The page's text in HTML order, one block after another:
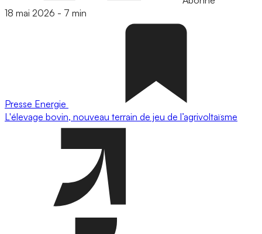
18 mai 2026 - 7 min
Presse Energie
L'élevage bovin, nouveau terrain de jeu de l’agrivoltaïsme